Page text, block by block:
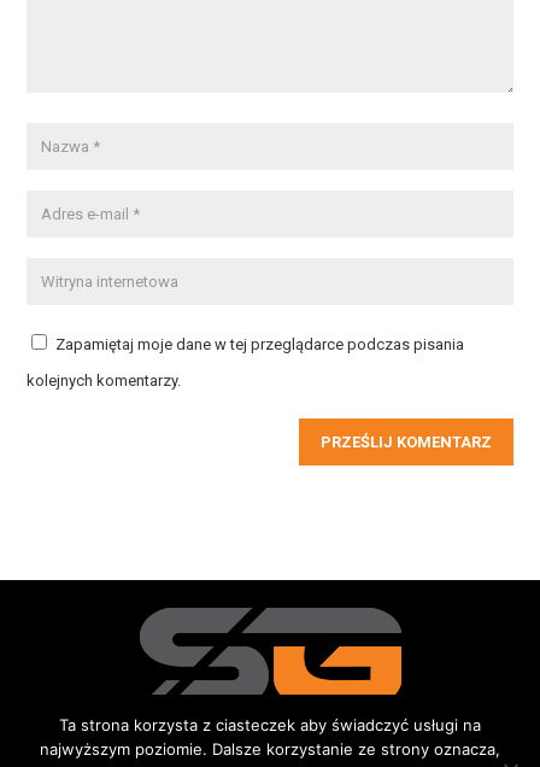
Zapamiętaj moje dane w tej przeglądarce podczas pisania
kolejnych komentarzy.
PRZEŚLIJ KOMENTARZ
Ta strona korzysta z ciasteczek aby świadczyć usługi na
najwyższym poziomie. Dalsze korzystanie ze strony oznacza,